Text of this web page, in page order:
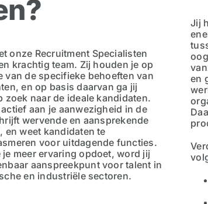
onze Recruitment Specialisten
krachtig team. Zij houden je op
van de specifieke behoeften van
en op basis daarvan ga jij
zoek naar de ideale kandidaten.
aan je aanwezigheid in de
wervende en aansprekende
en weet kandidaten te
voor uitdagende functies.
je meer ervaring opdoet, word jij
aanspreekpunt voor talent in
en industriële sectoren.
Jij
en